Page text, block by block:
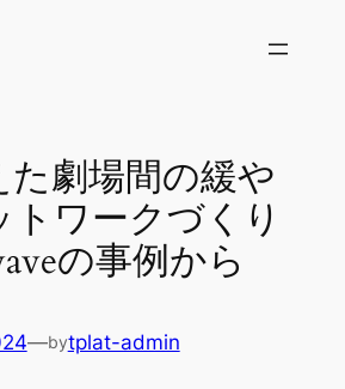
た劇場間の緩や
ワークづくり
の事例から
—bytplat-admin